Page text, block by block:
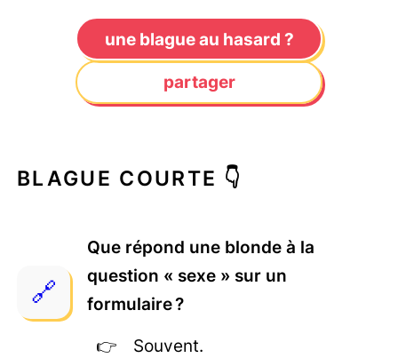
une blague au hasard ?
partager
BLAGUE COURTE 👇
Que répond une blonde à la
question « sexe » sur un
formulaire ?
Souvent.